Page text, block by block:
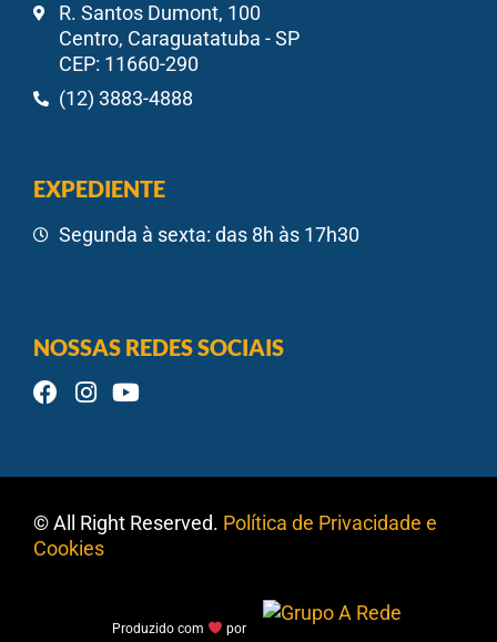
R. Santos Dumont, 100
Centro, Caraguatatuba - SP
CEP: 11660-290
(12) 3883-4888
EXPEDIENTE
Segunda à sexta: das 8h às 17h30
NOSSAS REDES SOCIAIS
© All Right Reserved. Política de Privacidade e
Cookies
Produzido com por